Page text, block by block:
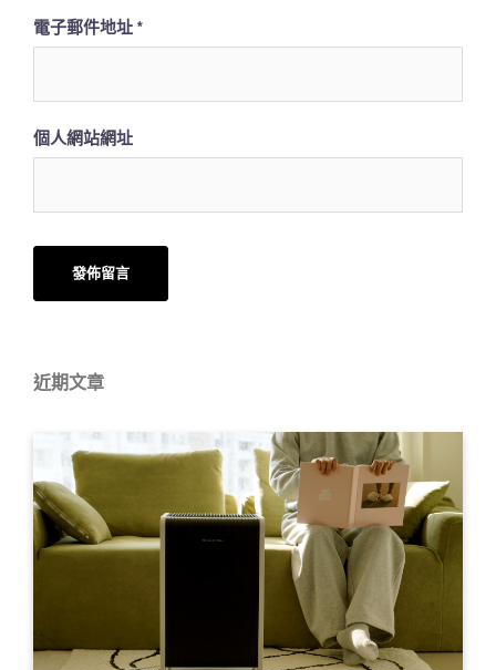
電子郵件地址 *
個人網站網址
近期文章